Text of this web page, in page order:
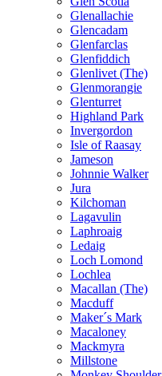
Glenallachie
Glencadam
Glenfarclas
Glenfiddich
Glenlivet (The)
Glenmorangie
Glenturret
Highland Park
Invergordon
Isle of Raasay
Jameson
Johnnie Walker
Jura
Kilchoman
Lagavulin
Laphroaig
Ledaig
Loch Lomond
Lochlea
Macallan (The)
Macduff
Maker´s Mark
Macaloney
Mackmyra
Millstone